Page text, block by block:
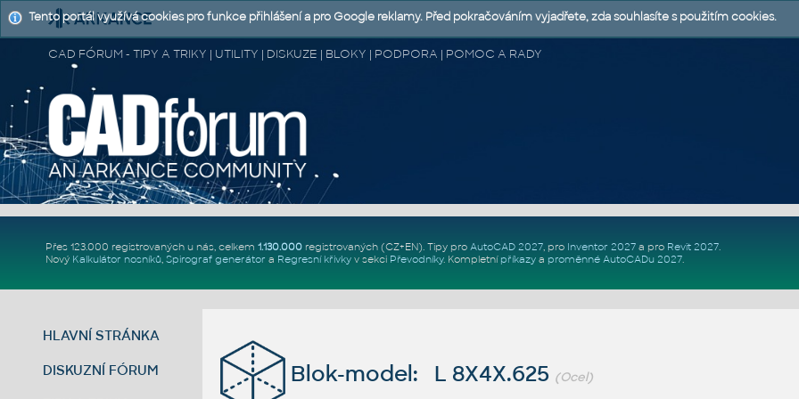
CAD FÓRUM - TIPY A TRIKY | UTILITY | DISKUZE | BLOKY | PODPORA | POMOC A RADY
Přes 123.000 registrovaných u nás, celkem 1.130.000registrovaných (CZ+EN). Tipy pro AutoCAD 2027, pro Inventor 2027a pro Revit 2027.
Nový Kalkulátor nosníků, Spirograf generátor a Regresní křivkyv sekci Převodníky. Kompletní příkazya proměnné AutoCADu 2027.
HLAVNÍ STRÁNKA
DISKUZNÍ FÓRUM Blok-model: L 8X4X.625 (Ocel)
Tento portál využívá cookies pro funkce přihlášení a pro Google reklamy. Před pokračováním vyjadřete, zda souhlasíte s použitím cookies.